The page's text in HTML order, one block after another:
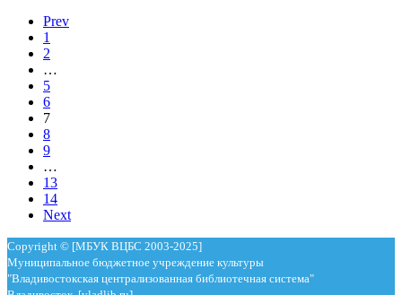
Prev
1
2
…
5
6
7
8
9
…
13
14
Next
Copyright © [МБУК ВЦБС 2003-2025]
Муниципальное бюджетное учреждение культуры
"Владивостокская централизованная библиотечная система"